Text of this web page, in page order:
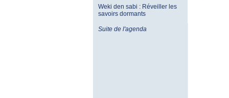
Weki den sabi : Réveiller les
savoirs dormants
Suite de l'agenda